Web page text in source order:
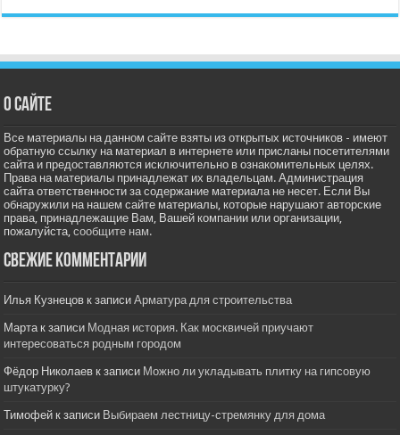
О сайте
Все материалы на данном сайте взяты из открытых источников - имеют
обратную ссылку на материал в интернете или присланы посетителями
сайта и предоставляются исключительно в ознакомительных целях.
Права на материалы принадлежат их владельцам. Администрация
сайта ответственности за содержание материала не несет. Если Вы
обнаружили на нашем сайте материалы, которые нарушают авторские
права, принадлежащие Вам, Вашей компании или организации,
пожалуйста,сообщите нам.
Свежие комментарии
Илья Кузнецов к записиАрматура для строительства
Мартак записи Модная история. Как москвичей приучают
интересоваться родным городом
Фёдор Николаев к записи Можно ли укладывать плитку на гипсовую
штукатурку?
Тимофей к записи Выбираем лестницу-стремянку для дома